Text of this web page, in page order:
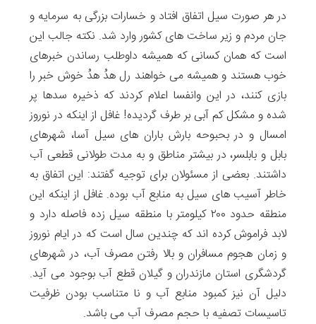
در هر صورت سیل اتفاق افتاد و خسارات بزرگی به سرمایه و
جان مردم و زیر ساخت های کشور وارد شد. نکته جالب این
است که همان کسانی که همیشه داوطلب رساندن خبرهای
خوب هستند و همیشه می خواهند رل هدُ هدُ خوش خبر را
بازی کنند، در این وانفسا اعلام کردند که ذخیره سدها پر
شده و مشکل کم آبی بر طرف گردیده! غافل از اینکه در نوروز
امسال و در بحبوحه بارش باران های سیل آسا، شهرهای
بابل و بابلسر، در بیشتر مناطق و به مدت طولانی قطعی آب
داشتند. بعضی از مسئولان برای توجیه گفتند: این اتفاق به
خاطر آسیب های سیل به منابع آب بوده. غافل از اینکه این
منطقه حدود ۲۰۰ کیلومتر با منطقه سیل زده فاصله دارد و
لابد فراموش کرده اند که چندین سال است که در ایام نوروز
و زمان هجوم مسافران و بالا رفتن مصرف آب، در شهرهای
گردشگری استان مازندران و گیلان قطع آب بوجود می آید.
دلیل آن نیز کمبود منابع آب و نا متناسب بودن ظرفیت
تاسیسات تصفیه با حجم مصرف آب می باشد.